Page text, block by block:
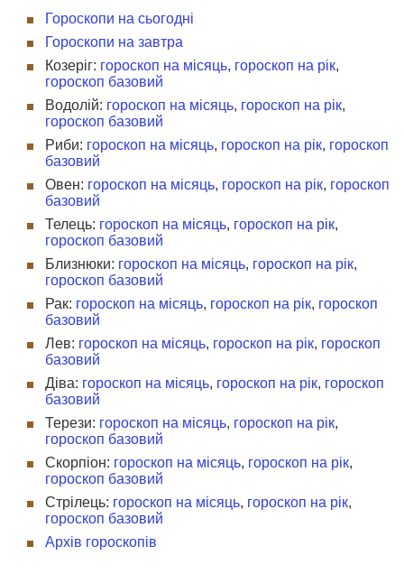
Гороскопи на сьогодні
Гороскопи на завтра
Козеріг: гороскоп на місяць, гороскоп на рік,
гороскоп базовий
Водолій: гороскоп на місяць, гороскоп на рік,
гороскоп базовий
Риби: гороскоп на місяць, гороскоп на рік, гороскоп
базовий
Овен: гороскоп на місяць, гороскоп на рік, гороскоп
базовий
Телець: гороскоп на місяць, гороскоп на рік,
гороскоп базовий
Близнюки: гороскоп на місяць, гороскоп на рік,
гороскоп базовий
Рак: гороскоп на місяць, гороскоп на рік, гороскоп
базовий
Лев: гороскоп на місяць, гороскоп на рік, гороскоп
базовий
Діва: гороскоп на місяць, гороскоп на рік, гороскоп
базовий
Терези: гороскоп на місяць, гороскоп на рік,
гороскоп базовий
Скорпіон: гороскоп на місяць, гороскоп на рік,
гороскоп базовий
Стрілець: гороскоп на місяць, гороскоп на рік,
гороскоп базовий
Архів гороскопів